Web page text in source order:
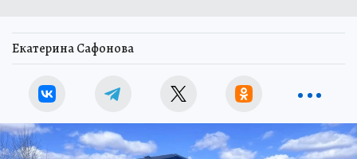
Екатерина Сафонова